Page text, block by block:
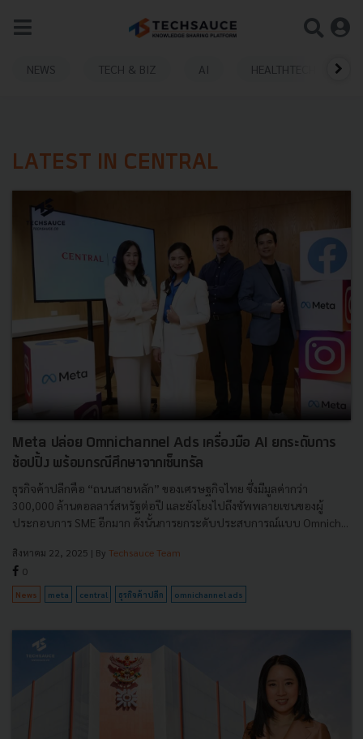
NEWS TECH & BIZ AI HEALTHTECH
LATEST IN CENTRAL
Meta ปล่อย Omnichannel Ads เครื่องมือ AI ยกระดับการ
ช้อปปิ้ง พร้อมกรณีศึกษาจากเซ็นทรัล
ธุรกิจค้าปลีกคือ “ถนนสายหลัก” ของเศรษฐกิจไทย ซึ่งมีมูลค่ากว่า
300,000 ล้านดอลลาร์สหรัฐต่อปี และยังโยงไปถึงซัพพลายเชนของผู้
ประกอบการ SME อีกมาก ดังนั้นการยกระดับประสบการณ์แบบ Omnich...
สิงหาคม 22, 2025 | By Techsauce Team
0
News meta central ธุรกิจค้าปลีก omnichannel ads